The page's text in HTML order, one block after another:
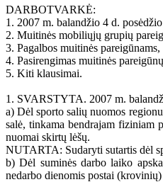
DARBOTVARKĖ:
1. 2007 m. balandžio 4 d.
2. Muitinės mobiliųjų grupių
3. Pagalbos muitinės
4. Pasirengimas muitinės
5. Kiti klausimai.
1. SVARSTYTA. 2007 m.
a) Dėl sporto salių nuomos
salė, tinkama bendrajam fiziniam
nuomai skirtų lėšų.
NUTARTA: Sudaryti sutartis dėl
b) Dėl suminės darbo laiko
nedarbo dienomis postai